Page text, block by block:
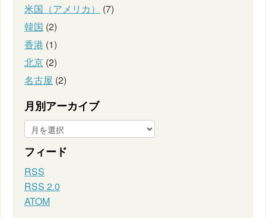
米国（アメリカ）
(7)
韓国 (2)
香港 (1)
北京 (2)
名古屋 (2)
月別アーカイブ
フィード
RSS
RSS 2.0
ATOM